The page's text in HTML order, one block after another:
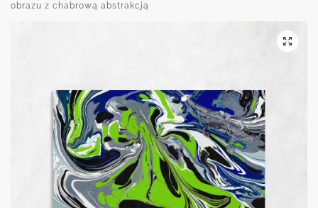
obrazu z chabrową abstrakcją